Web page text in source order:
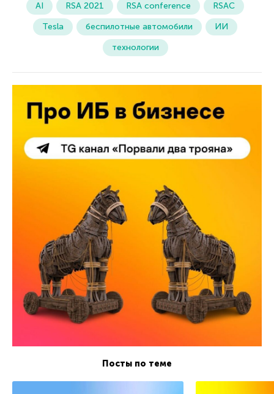
AI RSA 2021 RSA conference
RSAC
Tesla
беспилотные автомобили
ИИ
технологии
Посты по теме